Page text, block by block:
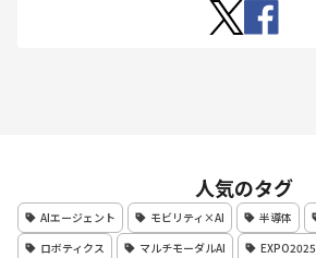
人気のタグ
AIエージェント モビリティ×AI 半導体
ロボティクス
マルチモーダルAI EXPO2025